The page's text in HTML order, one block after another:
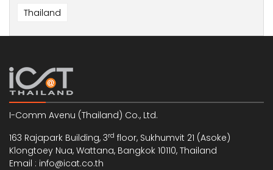
Thailand
I-Comm Avenu (Thailand) Co., Ltd.
163 Rajapark Building, 3rd floor, Sukhumvit 21 (Asoke)
Klongtoey Nua, Wattana, Bangkok 10110, Thailand
Email : info@icat.co.th